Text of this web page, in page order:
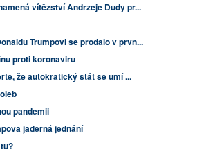
vítězství Andrzeje Dudy pr...
Trumpovi se prodalo v prvn...
proti koronaviru
že autokratický stát se umí ...
pandemii
jaderná jednání